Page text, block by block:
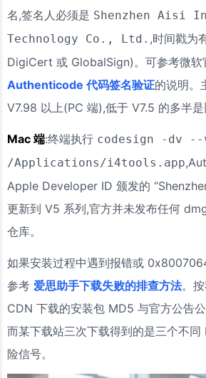
名,签名人必须是 Shenzhen Aisi
Technology Co., Ltd. ,时间戳为
DigiCert 或 GlobalSign)。可参考微软
Authenticode 代码签名验证的说明。
V7.98 以上(PC 端),低于 V7.5 的多半是
Mac 端:终端执行 codesign -dv --
/Applications/i4tools.app
Apple Developer ID 颁发的
更新到 V5 系列,官方并未发布任何
仓库。
如果安装过程中遇到报错或
参考 爱思助手下载失败的排查方法。
CDN 下载的安装包 MD5 与官方公告
而某下载站三次下载得到的是三个不
险信号。